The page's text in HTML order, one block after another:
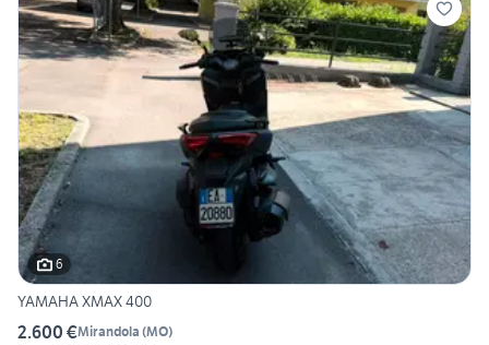
6
YAMAHA XMAX 400
2.600 €Mirandola (MO)